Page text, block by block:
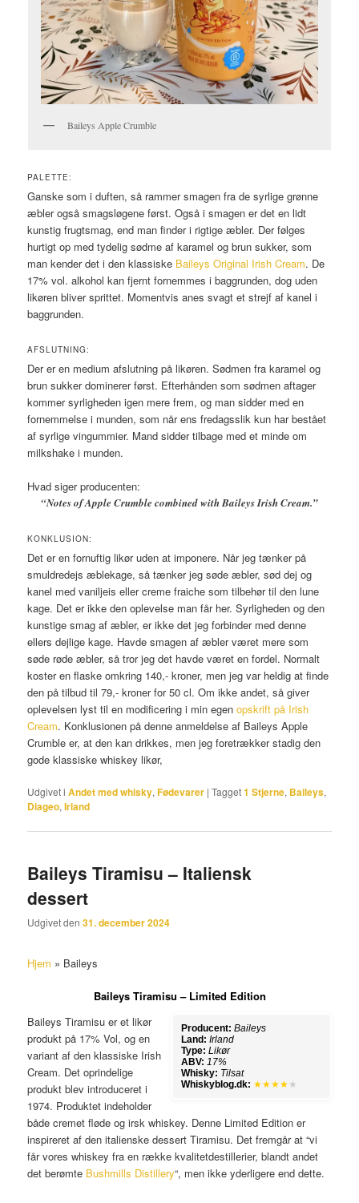
Baileys Apple Crumble
PALETTE:
Ganske som i duften, så rammer smagen fra de syrlige grønne
æbler også smagsløgene først. Også i smagen er det en lidt
kunstig frugtsmag, end man finder i rigtige æbler. Der følges
hurtigt op med tydelig sødme af karamel og brun sukker, som
man kender det i den klassiske Baileys Original Irish Cream. De
17% vol. alkohol kan fjernt fornemmes i baggrunden, dog uden
likøren bliver sprittet. Momentvis anes svagt et strejf af kanel i
baggrunden.
AFSLUTNING:
Der er en medium afslutning på likøren. Sødmen fra karamel og
brun sukker dominerer først. Efterhånden som sødmen aftager
kommer syrligheden igen mere frem, og man sidder med en
fornemmelse i munden, som når ens fredagsslik kun har bestået
af syrlige vingummier. Mand sidder tilbage med et minde om
milkshake i munden.
Hvad siger producenten:
“Notes of Apple Crumble combined with Baileys Irish Cream.”
KONKLUSION:
Det er en fornuftig likør uden at imponere. Når jeg tænker på
smuldredejs æblekage, så tænker jeg søde æbler, sød dej og
kanel med vaniljeis eller creme fraiche som tilbehør til den lune
kage. Det er ikke den oplevelse man får her. Syrligheden og den
kunstige smag af æbler, er ikke det jeg forbinder med denne
ellers dejlige kage. Havde smagen af æbler været mere som
søde røde æbler, så tror jeg det havde været en fordel. Normalt
koster en flaske omkring 140,- kroner, men jeg var heldig at finde
den på tilbud til 79,- kroner for 50 cl. Om ikke andet, så giver
oplevelsen lyst til en modificering i min egenopskrift på Irish
Cream. Konklusionen på denne anmeldelse af Baileys Apple
Crumble er, at den kan drikkes, men jeg foretrækker stadig den
gode klassiske whiskey likør,
Udgivet i Andet med whisky,Fødevarer |Tagget1 Stjerne, Baileys,
Diageo,Irland
Baileys Tiramisu – Italiensk
dessert
Udgivet den31. december 2024
Hjem » Baileys
Baileys Tiramisu – Limited Edition
Producent: Baileys
Land: Irland
Type: Likør
ABV: 17%
Whisky: Tilsat
Whiskyblog.dk: ★★★★ ★
Baileys Tiramisu er et likør
produkt på 17% Vol, og en
variant af den klassiske Irish
Cream. Det oprindelige
produkt blev introduceret i
1974. Produktet indeholder
både cremet fløde og irsk whiskey. Denne Limited Edition er
inspireret af den italienske dessert Tiramisu. Det fremgår at “vi
får vores whiskey fra en række kvalitetdestillerier, blandt andet
det berømte Bushmills Distillery“, men ikke yderligere end dette.